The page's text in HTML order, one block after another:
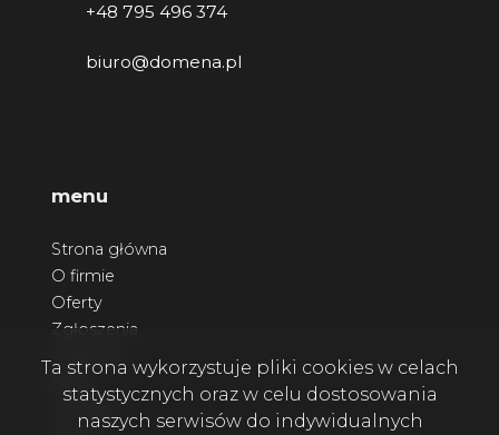
+48 795 496 374
biuro@domena.pl
menu
Strona główna
O firmie
Oferty
Zgłoszenia
Kontakt
Ta strona wykorzystuje pliki cookies w celach
statystycznych oraz w celu dostosowania
naszych serwisów do indywidualnych